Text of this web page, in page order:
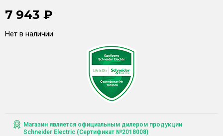
7 943 ₽
Нет в наличии
Магазин является официальным дилером продукции
Schneider Electric (Сертификат №2018008)